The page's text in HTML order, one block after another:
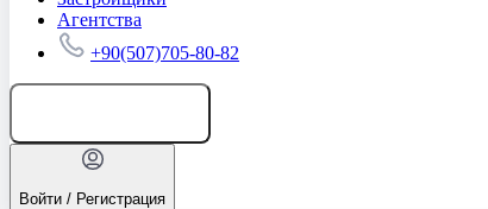
Агентства
+90(507)705-80-82
Войти / Регистрация